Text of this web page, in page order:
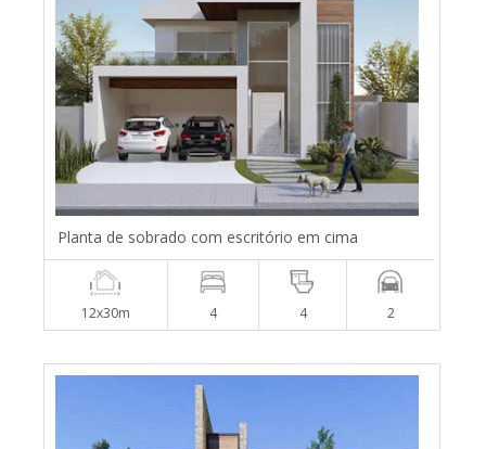
Planta de sobrado com escritório em cima
12x30m 4 4 2